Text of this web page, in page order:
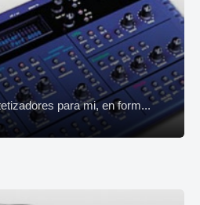
para mi, en form...